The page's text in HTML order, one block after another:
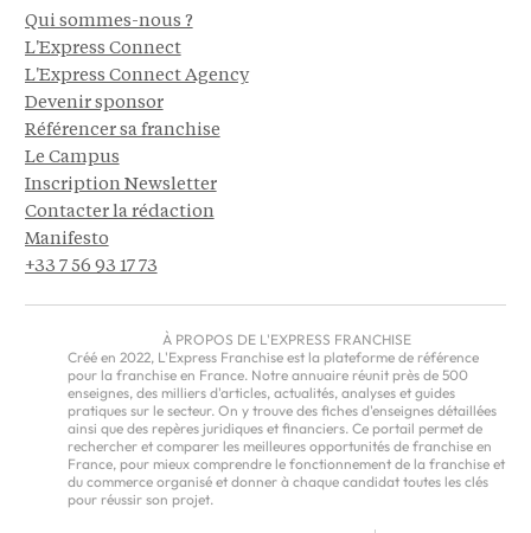
Qui sommes-nous ?
L'Express Connect
L'Express Connect Agency
Devenir sponsor
Référencer sa franchise
Le Campus
Inscription Newsletter
Contacter la rédaction
Manifesto
+33 7 56 93 17 73
À PROPOS DE L'EXPRESS FRANCHISE
Créé en 2022, L'Express Franchise est la plateforme de référence
pour la franchise en France. Notre annuaire réunit près de 500
enseignes, des milliers d'articles, actualités, analyses et guides
pratiques sur le secteur. On y trouve des fiches d'enseignes détaillées
ainsi que des repères juridiques et financiers. Ce portail permet de
rechercher et comparer les meilleures opportunités de franchise en
France, pour mieux comprendre le fonctionnement de la franchise et
du commerce organisé et donner à chaque candidat toutes les clés
pour réussir son projet.